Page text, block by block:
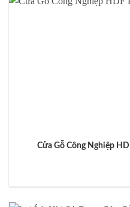
Cửa Gỗ Công Nghiệp